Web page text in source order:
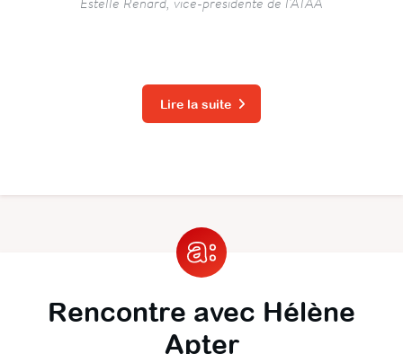
Lire la suite
Rencontre avec Hélène
Apter